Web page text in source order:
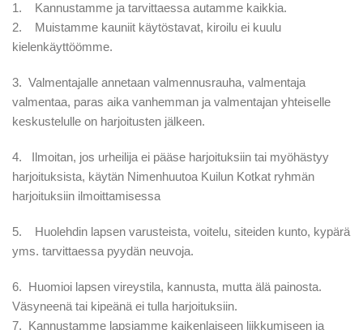
1. Kannustamme ja tarvittaessa autamme kaikkia.
2. Muistamme kauniit käytöstavat, kiroilu ei kuulu
kielenkäyttöömme.
3. Valmentajalle annetaan valmennusrauha, valmentaja
valmentaa, paras aika vanhemman ja valmentajan yhteiselle
keskustelulle on harjoitusten jälkeen.
4. Ilmoitan, jos urheilija ei pääse harjoituksiin tai myöhästyy
harjoituksista, käytän Nimenhuutoa Kuilun Kotkat ryhmän
harjoituksiin ilmoittamisessa
5. Huolehdin lapsen varusteista, voitelu, siteiden kunto, kypärä
yms. tarvittaessa pyydän neuvoja.
6. Huomioi lapsen vireystila, kannusta, mutta älä painosta.
Väsyneenä tai kipeänä ei tulla harjoituksiin.
7. Kannustamme lapsiamme kaikenlaiseen liikkumiseen ja